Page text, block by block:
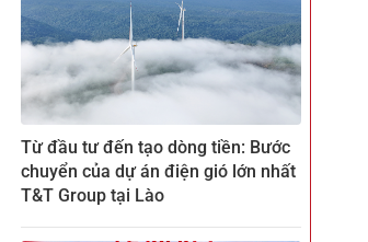
Từ đầu tư đến tạo dòng tiền: Bước
chuyển của dự án điện gió lớn nhất
T&T Group tại Lào